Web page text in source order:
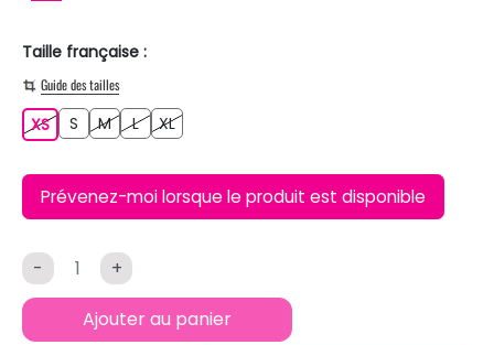
Taille française :
Guide des tailles
XSXS S MM LL XLXL
Prévenez-moi lorsque le produit est disponible
- +
Ajouter au panier